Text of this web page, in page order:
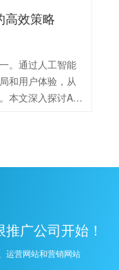
高效策略
。通过人工智能
和用户体验，从
本文深入探讨AI
广公司开始！
运营网站和营销网站